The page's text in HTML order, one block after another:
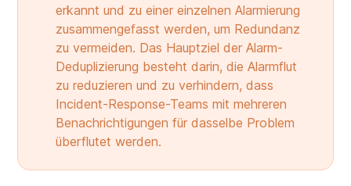
erkannt und zu einer einzelnen Alarmierung
zusammengefasst werden, um Redundanz
zu vermeiden. Das Hauptziel der Alarm-
Deduplizierung besteht darin, die Alarmflut
zu reduzieren und zu verhindern, dass
Incident-Response-Teams mit mehreren
Benachrichtigungen für dasselbe Problem
überflutet werden.